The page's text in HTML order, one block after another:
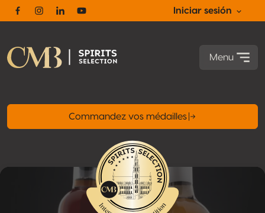
FacebookInstagram
LinkedinYoutube
Iniciar sesión
Menu
Commandez vos médailles